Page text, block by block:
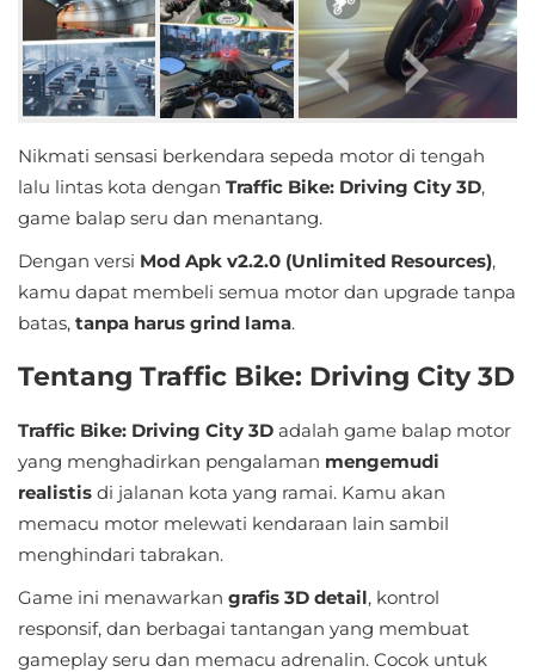
Person
Horror
Hypercasual
Music
Puzzle
Racing
Playing
Sandbox
Shooting
Simulation
Sports
Standalone
Nikmati sensasi berkendara sepeda motor di tengah
lalu lintas kota dengan Traffic Bike: Driving City 3D,
game balap seru dan menantang.
Dengan versi Mod Apk v2.2.0 (Unlimited Resources),
kamu dapat membeli semua motor dan upgrade tanpa
batas, tanpa harus grind lama.
Tentang Traffic Bike: Driving City 3D
Traffic Bike: Driving City 3D adalah game balap motor
yang menghadirkan pengalaman mengemudi
realistis di jalanan kota yang ramai. Kamu akan
memacu motor melewati kendaraan lain sambil
menghindari tabrakan.
Game ini menawarkan grafis 3D detail, kontrol
responsif, dan berbagai tantangan yang membuat
gameplay seru dan memacu adrenalin. Cocok untuk